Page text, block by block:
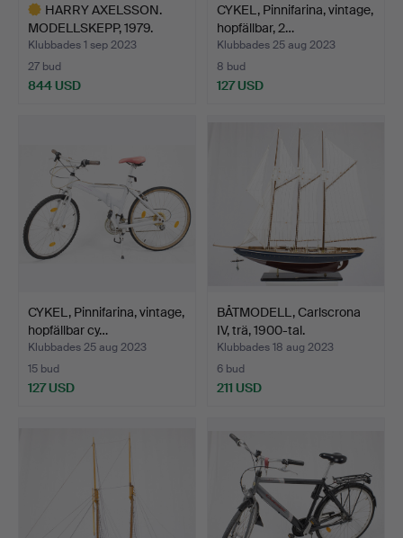
HARRY AXELSSON.
MODELLSKEPP, 1979.
Klubbades 1 sep 2023
27 bud
844 USD
CYKEL, Pinnifarina, vintage,
hopfällbar, 2…
Klubbades 25 aug 2023
8 bud
127 USD
CYKEL, Pinnifarina, vintage,
hopfällbar cy…
Klubbades 25 aug 2023
15 bud
127 USD
BÅTMODELL, Carlscrona
IV, trä, 1900-tal.
Klubbades 18 aug 2023
6 bud
211 USD